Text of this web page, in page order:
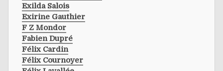
Exilda Salois
Exirine Gauthier
F Z Mondor
Fabien Dupré
Félix Cardin
Félix Cournoyer